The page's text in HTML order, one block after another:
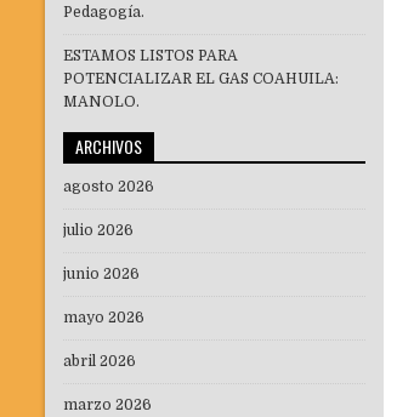
Pedagogía.
ESTAMOS LISTOS PARA
POTENCIALIZAR EL GAS COAHUILA:
MANOLO.
ARCHIVOS
agosto 2026
julio 2026
junio 2026
mayo 2026
abril 2026
marzo 2026